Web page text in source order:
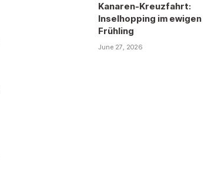
Kanaren-Kreuzfahrt:
Inselhopping im ewigen
Frühling
June 27, 2026